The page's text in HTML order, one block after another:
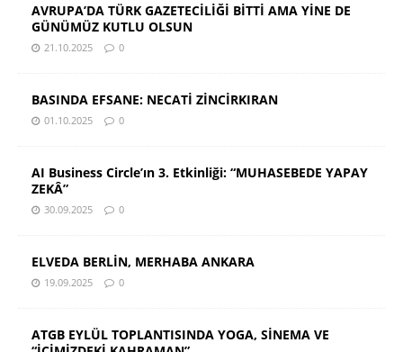
AVRUPA’DA TÜRK GAZETECİLİĞİ BİTTİ AMA YİNE DE
GÜNÜMÜZ KUTLU OLSUN
21.10.2025 0
BASINDA EFSANE: NECATİ ZİNCİRKIRAN
01.10.2025 0
AI Business Circle’ın 3. Etkinliği: “MUHASEBEDE YAPAY
ZEKÂ”
30.09.2025 0
ELVEDA BERLİN, MERHABA ANKARA
19.09.2025 0
ATGB EYLÜL TOPLANTISINDA YOGA, SİNEMA VE